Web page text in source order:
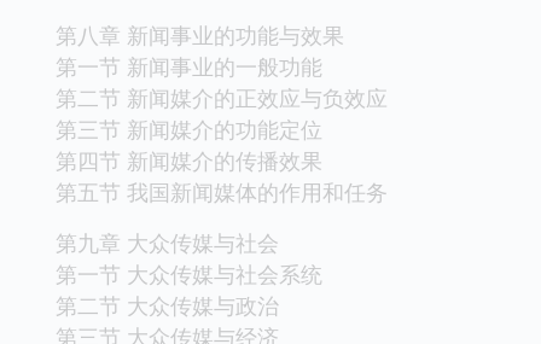
第八章 新闻事业的功能与效果
第一节 新闻事业的一般功能
第二节 新闻媒介的正效应与负效应
第三节 新闻媒介的功能定位
第四节 新闻媒介的传播效果
第五节 我国新闻媒体的作用和任务
第九章 大众传媒与社会
第一节 大众传媒与社会系统
第二节 大众传媒与政治
第三节 大众传媒与经济